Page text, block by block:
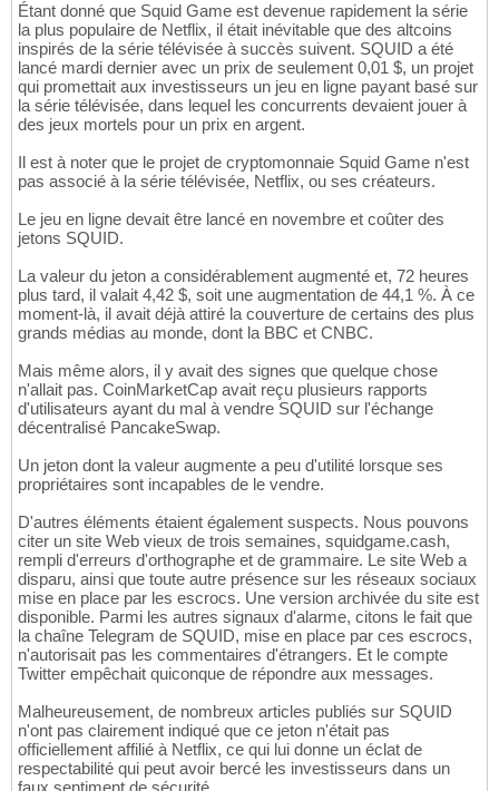
Étant donné que Squid Game est devenue rapidement la série
la plus populaire de Netflix, il était inévitable que des altcoins
inspirés de la série télévisée à succès suivent. SQUID a été
lancé mardi dernier avec un prix de seulement 0,01 $, un projet
qui promettait aux investisseurs un jeu en ligne payant basé sur
la série télévisée, dans lequel les concurrents devaient jouer à
des jeux mortels pour un prix en argent.
Il est à noter que le projet de cryptomonnaie Squid Game n'est
pas associé à la série télévisée, Netflix, ou ses créateurs.
Le jeu en ligne devait être lancé en novembre et coûter des
jetons SQUID.
La valeur du jeton a considérablement augmenté et, 72 heures
plus tard, il valait 4,42 $, soit une augmentation de 44,1 %. À ce
moment-là, il avait déjà attiré la couverture de certains des plus
grands médias au monde, dont la BBC et CNBC.
Mais même alors, il y avait des signes que quelque chose
n'allait pas. CoinMarketCap avait reçu plusieurs rapports
d'utilisateurs ayant du mal à vendre SQUID sur l'échange
décentralisé PancakeSwap.
Un jeton dont la valeur augmente a peu d'utilité lorsque ses
propriétaires sont incapables de le vendre.
D'autres éléments étaient également suspects. Nous pouvons
citer un site Web vieux de trois semaines, squidgame.cash,
rempli d'erreurs d'orthographe et de grammaire. Le site Web a
disparu, ainsi que toute autre présence sur les réseaux sociaux
mise en place par les escrocs. Une version archivée du site est
disponible. Parmi les autres signaux d'alarme, citons le fait que
la chaîne Telegram de SQUID, mise en place par ces escrocs,
n'autorisait pas les commentaires d'étrangers. Et le compte
Twitter empêchait quiconque de répondre aux messages.
Malheureusement, de nombreux articles publiés sur SQUID
n'ont pas clairement indiqué que ce jeton n'était pas
officiellement affilié à Netflix, ce qui lui donne un éclat de
respectabilité qui peut avoir bercé les investisseurs dans un